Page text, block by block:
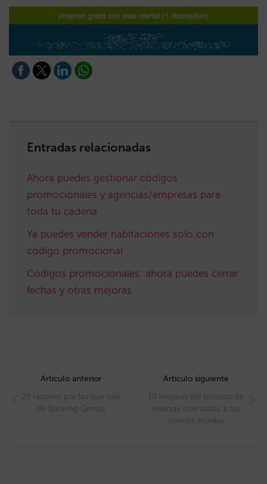
Entradas relacionadas
Ahora puedes gestionar códigos
promocionales y agencias/empresas para
toda tu cadena
Ya puedes vender habitaciones solo con
código promocional
Códigos promocionales: ahora puedes cerrar
fechas y otras mejoras
navigation
Artículo anterior
20 razones por las que salir
de Booking Genius
Artículo siguiente
10 mejoras del proceso de
reservas orientadas a tus
clientes móviles